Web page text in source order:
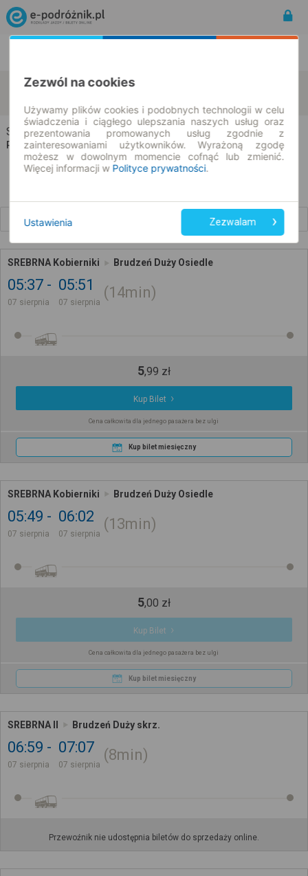
Srebrna Brudzeń Duży
Srebrna → Brudzeń Duży
Rozkład jazdy i bilety
SREBRNA Kobierniki Brudzeń Duży Osiedle
05:37
07 sierpnia
05:51
07 sierpnia
14min
5,99 zł
Kup Bilet
Cena całkowita dla jednego pasażera bez ulgi
Kup bilet miesięczny
SREBRNA Kobierniki Brudzeń Duży Osiedle
05:49
07 sierpnia
06:02
07 sierpnia
13min
5,00 zł
Kup Bilet
Cena całkowita dla jednego pasażera bez ulgi
Kup bilet miesięczny
SREBRNA II Brudzeń Duży skrz.
06:59
07 sierpnia
07:07
07 sierpnia
8min
Przewoźnik nie udostępnia biletów do sprzedaży online.
Zezwól na cookies
Używamy plików cookies i podobnych technologii w celu
świadczenia i ciągłego ulepszania naszych usług oraz
prezentowania promowanych usług zgodnie z
zainteresowaniami użytkowników. Wyrażoną zgodę
możesz w dowolnym momencie cofnąć lub zmienić.
Więcej informacji w Polityce prywatności.
Ustawienia Zezwalam